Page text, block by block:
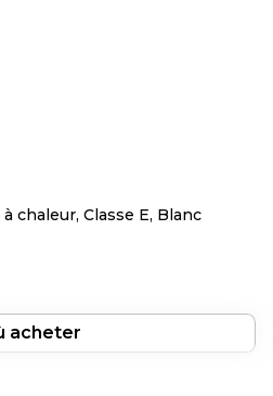
chaleur, Classe E, Blanc
acheter